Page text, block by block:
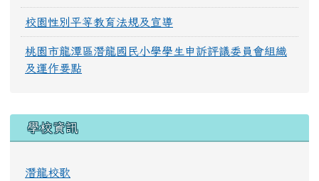
校園性別平等教育法規及宣導
桃園市龍潭區潛龍國民小學學生申訴評議委員會組織
及運作要點
學校資訊
潛龍校歌